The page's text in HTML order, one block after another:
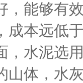
，能够有
成本远低
水泥选
山体，水